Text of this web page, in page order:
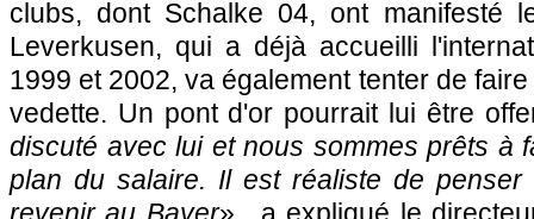
clubs, dont Schalke 04, ont manifesté
Leverkusen, qui a déjà accueilli
1999 et 2002, va également tenter de
vedette. Un pont d'or pourrait lui être
discuté avec lui et nous sommes prêts à
plan du salaire. Il est réaliste de penser